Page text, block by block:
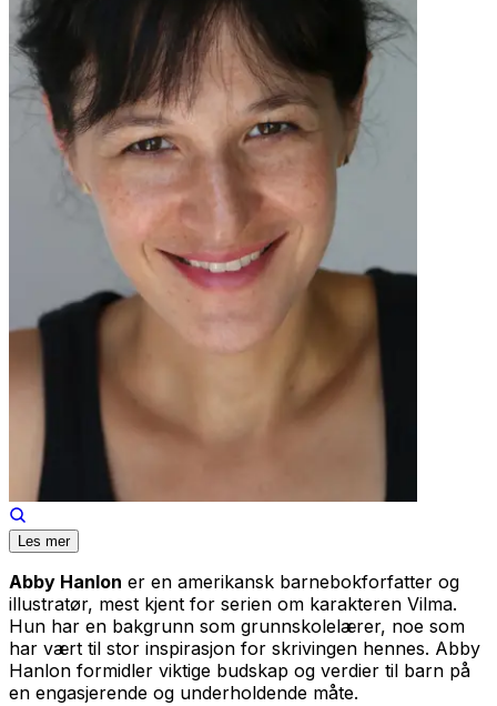
Les mer
Abby Hanlon er en amerikansk barnebokforfatter og
illustratør, mest kjent for serien om karakteren Vilma.
Hun har en bakgrunn som grunnskolelærer, noe som
har vært til stor inspirasjon for skrivingen hennes. Abby
Hanlon formidler viktige budskap og verdier til barn på
en engasjerende og underholdende måte.